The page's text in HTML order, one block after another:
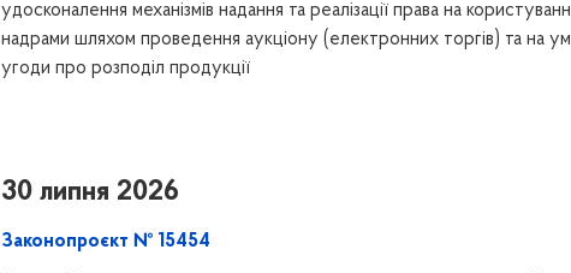
удосконалення механізмів надання та реалізації права на
надрами шляхом проведення аукціону (електронних торгів) та на
угоди про розподіл продукції
30 липня 2026
Законопроєкт № 15454